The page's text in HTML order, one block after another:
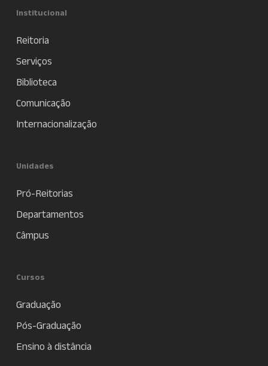
Institucional
Reitoria
Serviços
Biblioteca
Comunicação
Internacionalização
Unidades
Pró-Reitorias
Departamentos
Câmpus
Cursos
Graduação
Pós-Graduação
Ensino à distância